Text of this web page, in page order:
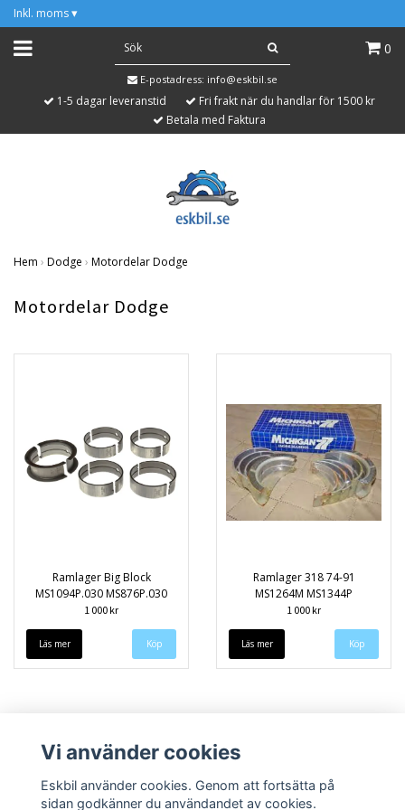
Inkl. moms ▾
0
E-postadress: info@eskbil.se
1-5 dagar leveranstid
Fri frakt när du handlar för 1500 kr
Betala med Faktura
Hem › Dodge › Motordelar Dodge
Motordelar Dodge
Ramlager Big Block
MS1094P.030 MS876P.030
1 000 kr
Läs mer
Ramlager 318 74-91
MS1264M MS1344P
1 000 kr
Läs mer
Vi använder cookies
Eskbil använder cookies. Genom att fortsätta på
sidan godkänner du användandet av cookies.